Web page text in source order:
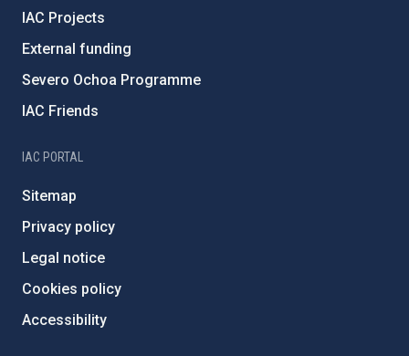
IAC Projects
External funding
Severo Ochoa Programme
IAC Friends
IAC PORTAL
Sitemap
Privacy policy
Legal notice
Cookies policy
Accessibility